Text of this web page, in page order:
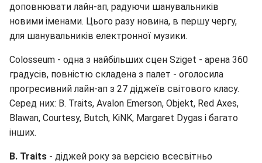
доповнювати лайн-ап, радуючи шанувальників
новими іменами. Цього разу новина, в першу чергу,
для шанувальників електронної музики.
Colosseum - одна з найбільших сцен Sziget - арена 360
градусів, повністю складена з палет - оголосила
прогресивний лайн-ап з 27 діджеїв світового класу.
Серед них: B. Traits, Avalon Emerson, Objekt, Red Axes,
Blawan, Courtesy, Butch, KiNK, Margaret Dygas і багато
інших.
B. Traits - діджей року за версією всесвітньо